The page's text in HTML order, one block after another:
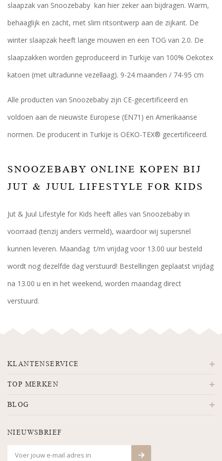
slaapzak van Snoozebaby kan hier zeker aan bijdragen. Warm,
behaaglijk en zacht, met slim ritsontwerp aan de zijkant. De
winter slaapzak heeft lange mouwen en een TOG van 2.0. De
slaapzakken worden geproduceerd in Turkije van 100% Oekotex
katoen (met ultradunne vezellaag). 9-24 maanden / 74-95 cm
Alle producten van Snoozebaby zijn CE-gecertificeerd en
voldoen aan de nieuwste Europese (EN71) en Amerikaanse
normen. De producent in Turkije is OEKO-TEX® gecertificeerd.
SNOOZEBABY ONLINE KOPEN BIJ
JUT & JUUL LIFESTYLE FOR KIDS
Jut & Juul Lifestyle for Kids heeft alles van Snoozebaby in
voorraad (tenzij anders vermeld), waardoor wij supersnel
kunnen leveren. Maandag t/m vrijdag voor 13.00 uur besteld
wordt nog dezelfde dag verstuurd! Bestellingen geplaatst vrijdag
na 13.00 u en in het weekend, worden maandag direct
verstuurd.
KLANTENSERVICE
TOP MERKEN
BLOG
NIEUWSBRIEF